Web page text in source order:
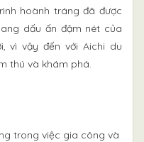
hoành tráng đã được
dấu ấn đậm nét của
vì vậy đến với Aichi du
thú và khám phá.
trong việc gia công và